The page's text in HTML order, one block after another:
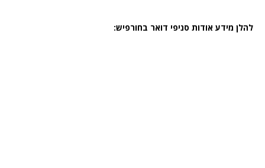
להלן מידע אודות סניפי דואר בחורפיש: